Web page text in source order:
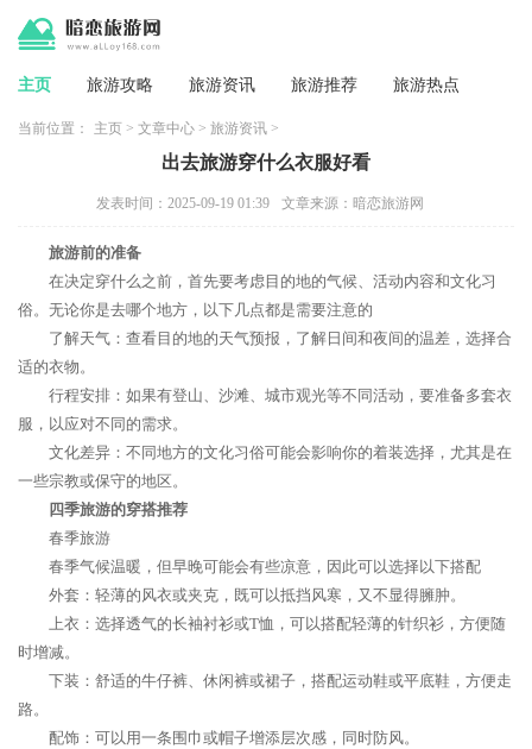
主页 旅游攻略 旅游资讯 旅游推荐 旅游热点
当前位置： 主页 > 文章中心 > 旅游资讯 >
出去旅游穿什么衣服好看
发表时间：2025-09-19 01:39 文章来源：暗恋旅游网
旅游前的准备
在决定穿什么之前，首先要考虑目的地的气候、活动内容和文化习
俗。无论你是去哪个地方，以下几点都是需要注意的
了解天气：查看目的地的天气预报，了解日间和夜间的温差，选择合
适的衣物。
行程安排：如果有登山、沙滩、城市观光等不同活动，要准备多套衣
服，以应对不同的需求。
文化差异：不同地方的文化习俗可能会影响你的着装选择，尤其是在
一些宗教或保守的地区。
四季旅游的穿搭推荐
春季旅游
春季气候温暖，但早晚可能会有些凉意，因此可以选择以下搭配
外套：轻薄的风衣或夹克，既可以抵挡风寒，又不显得臃肿。
上衣：选择透气的长袖衬衫或T恤，可以搭配轻薄的针织衫，方便随
时增减。
下装：舒适的牛仔裤、休闲裤或裙子，搭配运动鞋或平底鞋，方便走
路。
配饰：可以用一条围巾或帽子增添层次感，同时防风。